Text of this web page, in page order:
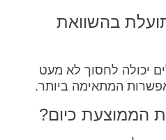
תועלת בהשוואת
יכולה לחסוך לא מעט
המתאימה ביותר.